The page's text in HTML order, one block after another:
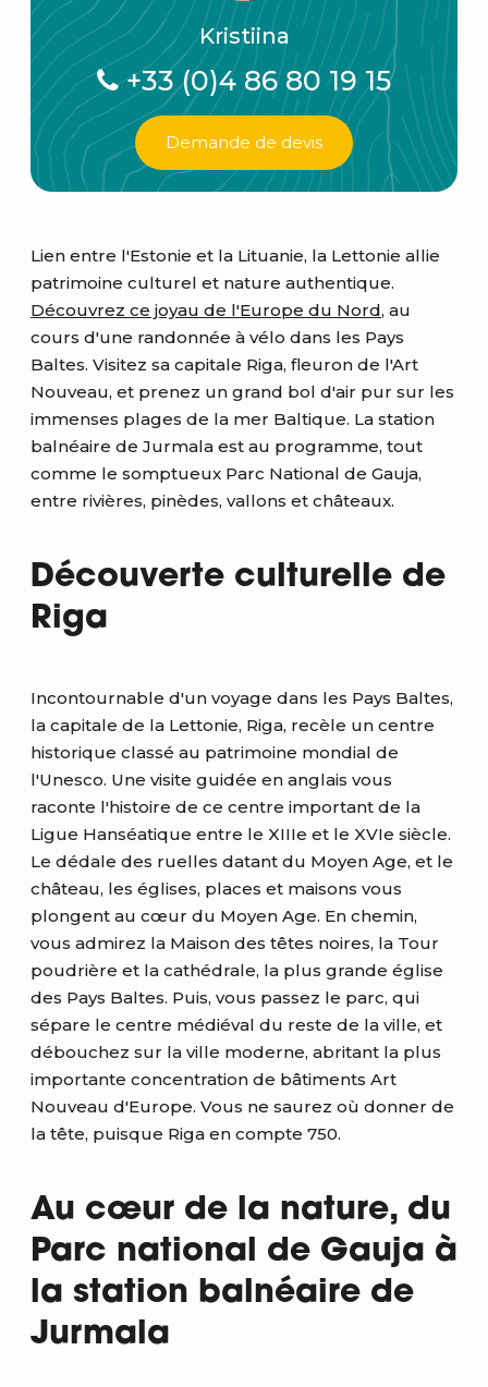
Kristiina
+33 (0)4 86 80 19 15
Demande de devis
Lien entre l'Estonie et la Lituanie, la Lettonie allie
patrimoine culturel et nature authentique.
Découvrez ce joyau de l'Europe du Nord, au
cours d'une randonnée à vélo dans les Pays
Baltes. Visitez sa capitale Riga, fleuron de l'Art
Nouveau, et prenez un grand bol d'air pur sur les
immenses plages de la mer Baltique. La station
balnéaire de Jurmala est au programme, tout
comme le somptueux Parc National de Gauja,
entre rivières, pinèdes, vallons et châteaux.
Découverte culturelle de
Riga
Incontournable d'un voyage dans les Pays Baltes,
la capitale de la Lettonie, Riga, recèle un centre
historique classé au patrimoine mondial de
l'Unesco. Une visite guidée en anglais vous
raconte l'histoire de ce centre important de la
Ligue Hanséatique entre le XIIIe et le XVIe siècle.
Le dédale des ruelles datant du Moyen Age, et le
château, les églises, places et maisons vous
plongent au cœur du Moyen Age. En chemin,
vous admirez la Maison des têtes noires, la Tour
poudrière et la cathédrale, la plus grande église
des Pays Baltes. Puis, vous passez le parc, qui
sépare le centre médiéval du reste de la ville, et
débouchez sur la ville moderne, abritant la plus
importante concentration de bâtiments Art
Nouveau d'Europe. Vous ne saurez où donner de
la tête, puisque Riga en compte 750.
Au cœur de la nature, du
Parc national de Gauja à
la station balnéaire de
Jurmala